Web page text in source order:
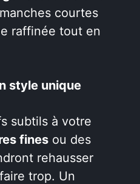
courtes
raffinée tout en
style unique
subtils à votre
fines ou des
rehausser
trop. Un